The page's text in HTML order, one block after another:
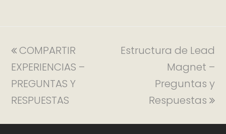
COMPARTIR
EXPERIENCIAS –
PREGUNTAS Y
RESPUESTAS
Estructura de Lead
Magnet –
Preguntas y
Respuestas